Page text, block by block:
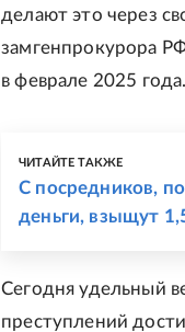
делают это через
замгенпрокурора
в феврале 2025 года.
ЧИТАЙТЕ ТАКЖЕ
С посредников,
деньги, взыщут
Сегодня удельный
преступлений